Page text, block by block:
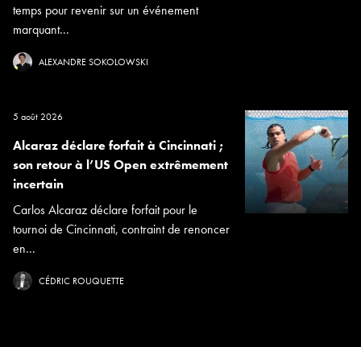
temps pour revenir sur un événement
marquant...
ALEXANDRE SOKOLOWSKI
5 août 2026
Alcaraz déclare forfait à Cincinnati ;
son retour à l’US Open extrêmement
incertain
Carlos Alcaraz déclare forfait pour le
tournoi de Cincinnati, contraint de renoncer
en...
CÉDRIC ROUQUETTE